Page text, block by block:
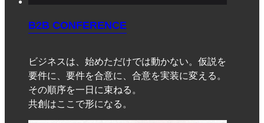
B2B CONFERENCE
ビジネスは、始めただけでは動かない。仮説を
要件に、要件を合意に、合意を実装に変える。
その順序を一日に束ねる。
共創はここで形になる。